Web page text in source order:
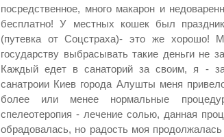
посредственное, много макарон и
бесплатно! У местных кошек был
(путевка от Соцстраха)- это же
государству выбрасывать такие деньги не
Каждый едет в санаторий за своим, я -
санатроии Киев города Алушты меня
более или менее нормальные
спелеотеропия - лечение солью, данная
обрадовалась, но радость моя